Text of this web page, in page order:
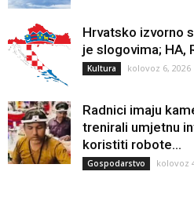
Hrvatsko izvorno
je slogovima; HA,
Kultura kolovoz 6, 2026
Radnici imaju
trenirali umjetnu
koristiti robote...
Gospodarstvo kolovoz